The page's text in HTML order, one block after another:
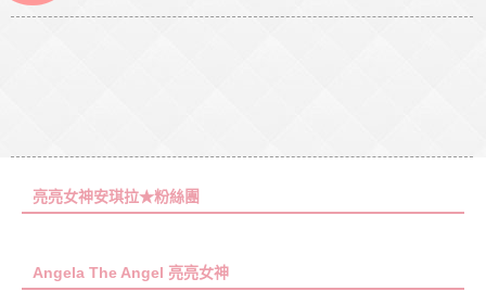
亮亮女神安琪拉★粉絲團
Angela The Angel 亮亮女神